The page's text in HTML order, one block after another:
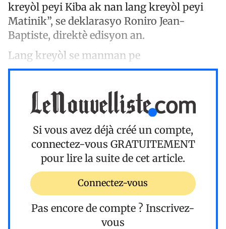
kreyòl peyi Kiba ak nan lang kreyòl peyi
Matinik”, se deklarasyo Roniro Jean-
Baptiste, direktè edisyon an.
Lang kreyòl se manman pe
Si vous avez déjà créé un compte,
connectez-vous GRATUITEMENT
pour lire la suite de cet article.
Connectez-vous
Pas encore de compte ? Inscrivez-
vous